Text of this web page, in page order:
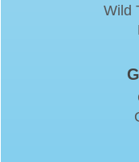
Wild